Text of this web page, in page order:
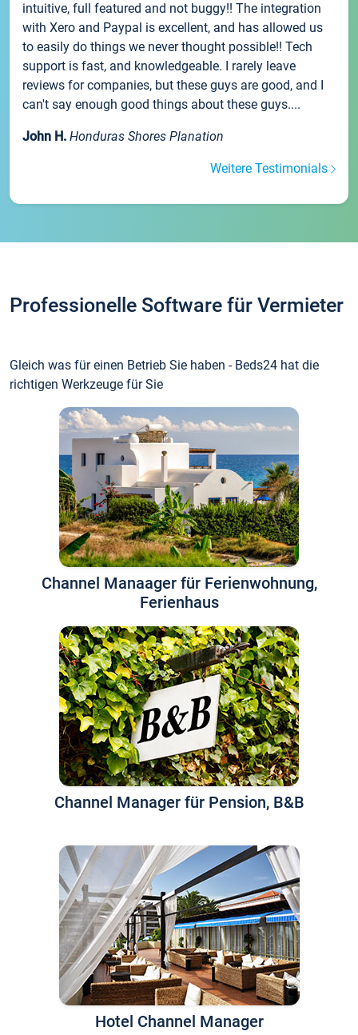
intuitive, full featured and not buggy!! The integration
with Xero and Paypal is excellent, and has allowed us
to easily do things we never thought possible!! Tech
support is fast, and knowledgeable. I rarely leave
reviews for companies, but these guys are good, and I
can't say enough good things about these guys....
John H. Honduras Shores Planation
Weitere Testimonials
Professionelle Software für Vermieter
Gleich was für einen Betrieb Sie haben - Beds24 hat die
richtigen Werkzeuge für Sie
Channel Manaager für Ferienwohnung,
Ferienhaus
Channel Manager für Pension, B&B
Hotel Channel Manager